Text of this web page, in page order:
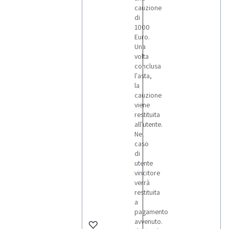
cauzione
di
1000
Euro.
Una
volta
conclusa
l'asta,
la
cauzione
viene
restituita
all'utente.
Nel
caso
di
utente
vincitore
verrà
restituita
a
pagamento
avvenuto.